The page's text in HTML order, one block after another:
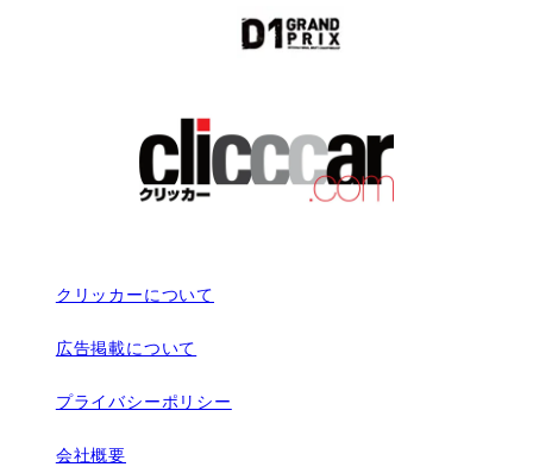
クリッカーについて
広告掲載について
プライバシーポリシー
会社概要